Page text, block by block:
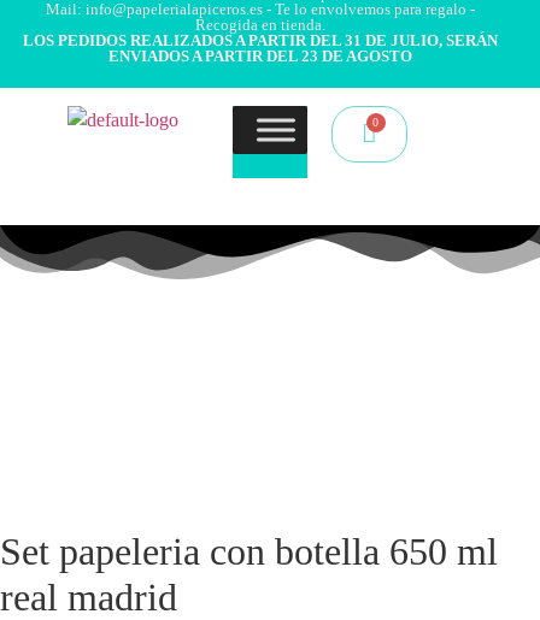
Mail: info@papelerialapiceros.es - Te lo envolvemos para regalo -
Recogida en tienda.
LOS PEDIDOS REALIZADOS A PARTIR DEL 31 DE JULIO, SERÁN
ENVIADOS A PARTIR DEL 23 DE AGOSTO
Set papeleria con botella 650 ml
real madrid